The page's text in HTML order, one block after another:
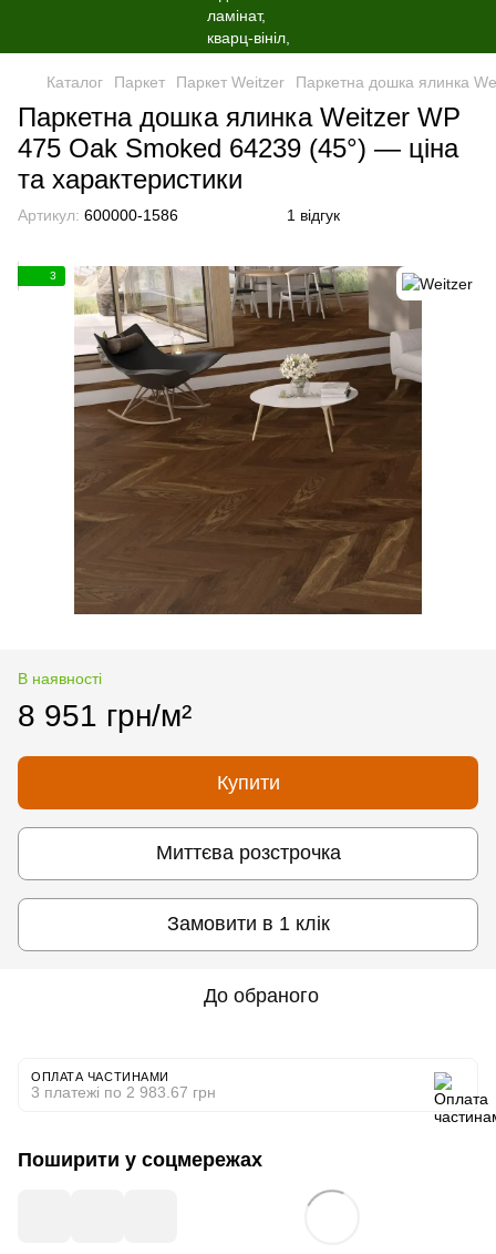
Каталог Паркет Паркет Weitzer Паркетна дошка ялинка
Паркетна дошка ялинка Weitzer WP
475 Oak Smoked 64239 (45°) — ціна
та характеристики
Артикул: 600000-1586 1 відгук
3
В наявності
8 951 грн/м²
Купити
Миттєва розстрочка
Замовити в 1 клік
До обраного
ОПЛАТА ЧАСТИНАМИ
3 платежі по 2 983.67 грн
Поширити у соцмережах